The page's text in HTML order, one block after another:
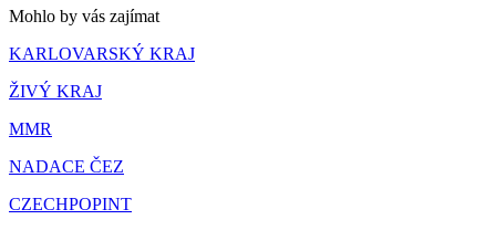
Mohlo by vás zajímat
KARLOVARSKÝ KRAJ
ŽIVÝ KRAJ
MMR
NADACE ČEZ
CZECHPOPINT